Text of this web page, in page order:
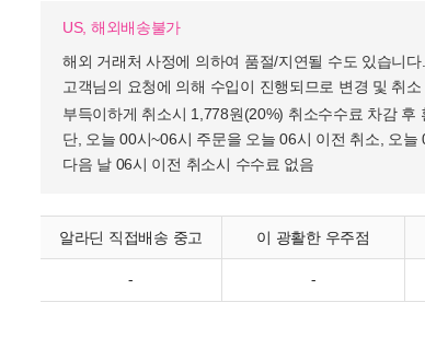
US, 해외배송불가
해외 거래처 사정에 의하여 품절/지연될 수도 있습니다.
고객님의 요청에 의해 수입이 진행되므로 변경 및 취소
부득이하게 취소시 1,778원(20%) 취소수수료 차감 후
단, 오늘 00시~06시 주문을 오늘 06시 이전 취소, 오늘
다음 날 06시 이전 취소시 수수료 없음
알라딘 직접배송 중고 이 광활한 우주점
- -